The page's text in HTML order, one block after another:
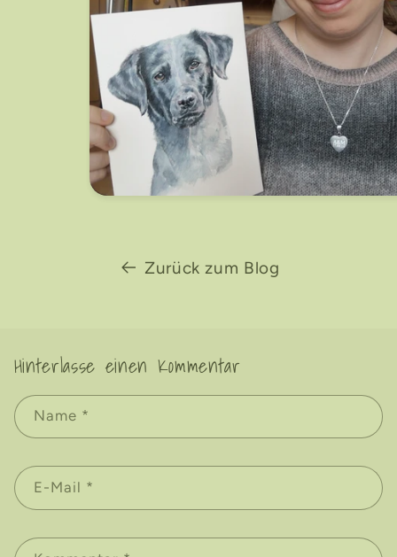
Zurück zum Blog
Hinterlasse einen Kommentar
Name *
E-Mail *